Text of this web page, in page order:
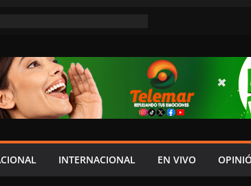
LE LLEGAN LAS CRÍTICAS”
DE AGOSTO DE 2026
CADENAS DE ARTÍCULOS
MARCEL CARRILLO
PAN; LA ECONOMÍA
CENSURADOS
INTERNACIONAL EN VIVO